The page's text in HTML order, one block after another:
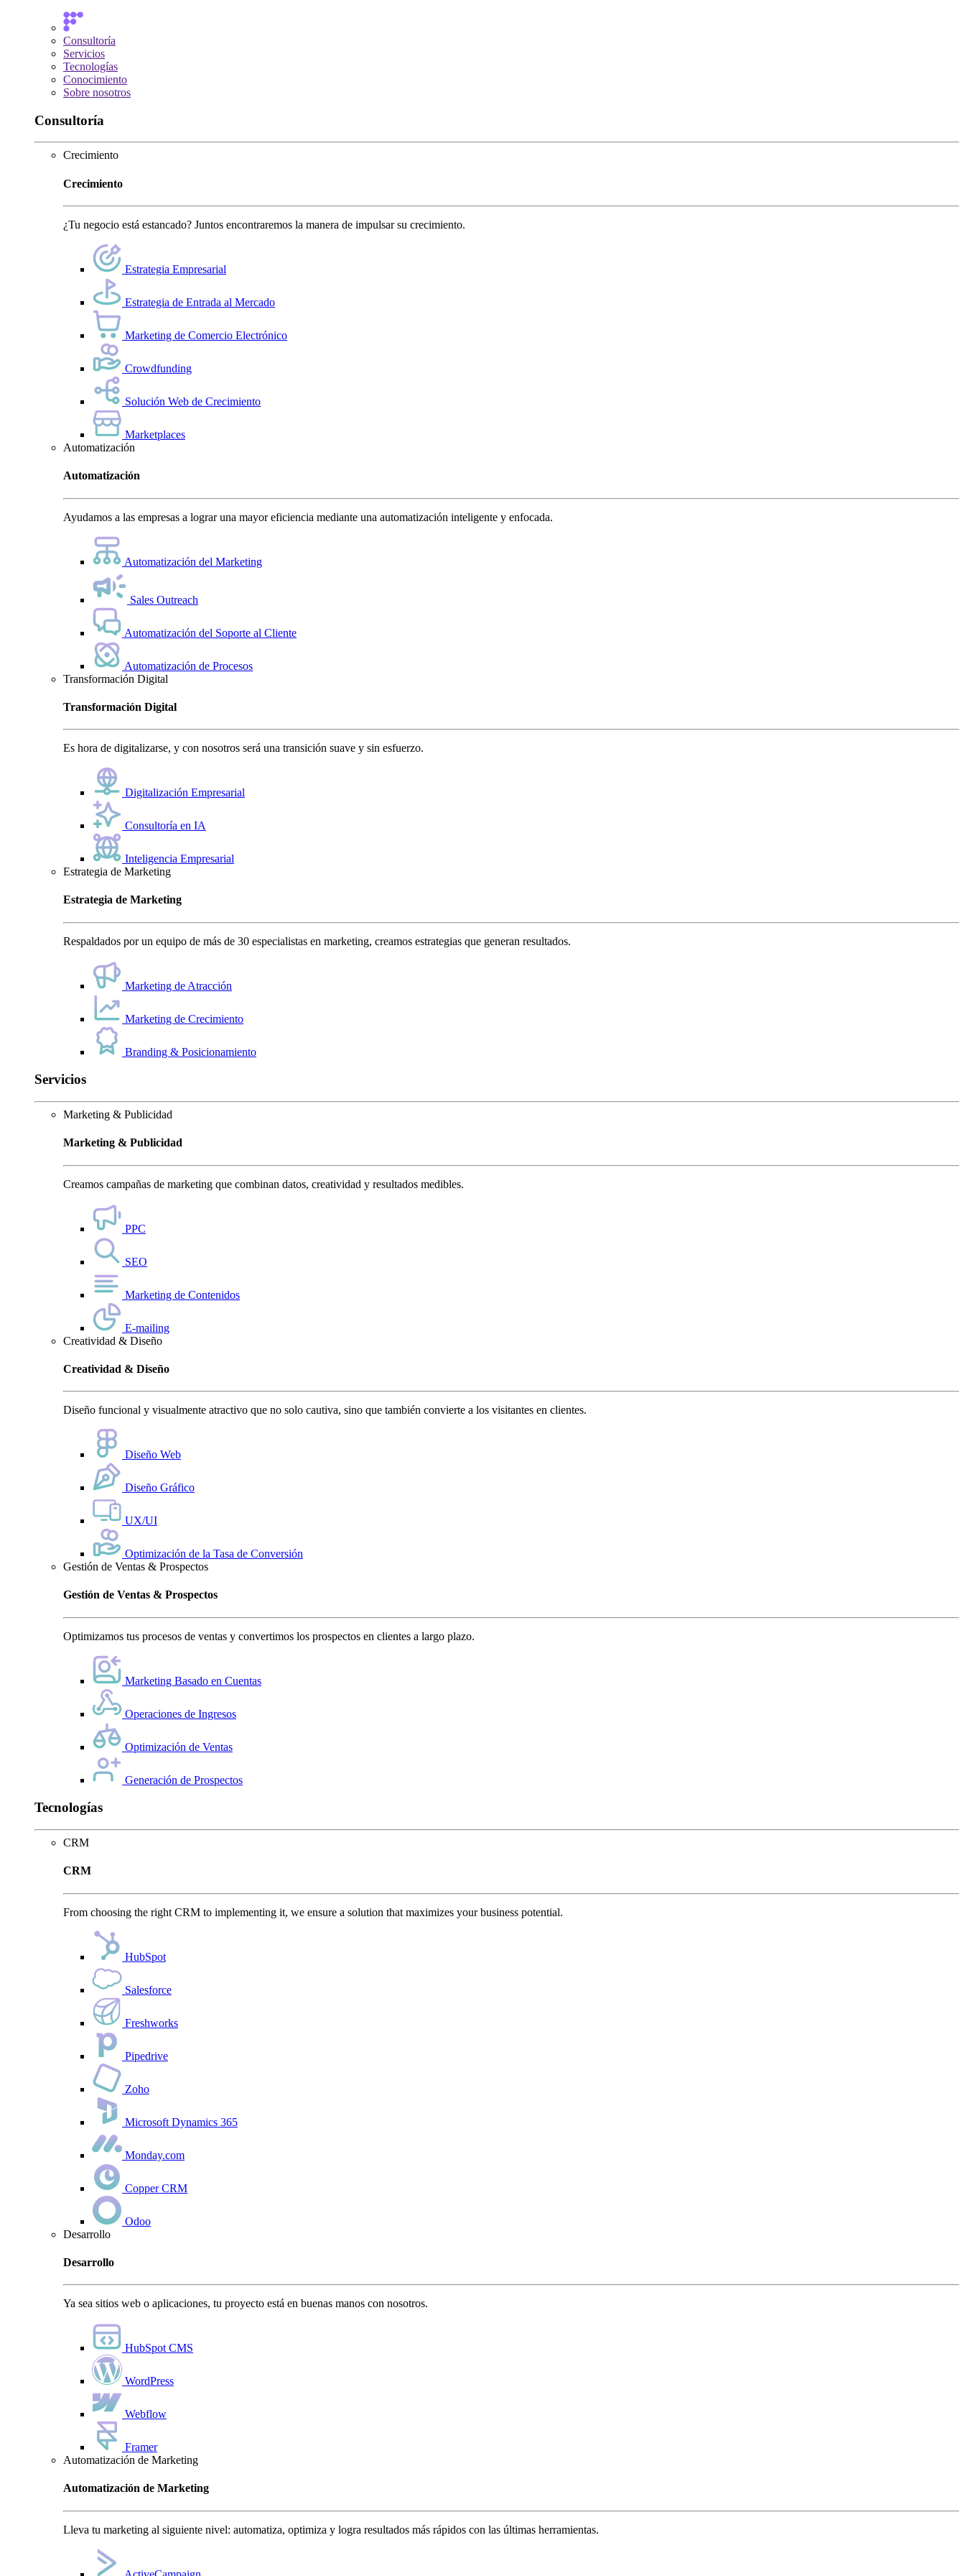
Consultoría
Servicios
Tecnologías
Conocimiento
Sobre nosotros
Consultoría
Crecimiento
Crecimiento
¿Tu negocio está estancado? Juntos encontraremos la manera de impulsar su crecimiento.
Estrategia Empresarial
Estrategia de Entrada al Mercado
Marketing de Comercio Electrónico
Crowdfunding
Solución Web de Crecimiento
Marketplaces
Automatización
Automatización
Ayudamos a las empresas a lograr una mayor eficiencia mediante una automatización inteligente y enfocada.
Automatización del Marketing
Sales Outreach
Automatización del Soporte al Cliente
Automatización de Procesos
Transformación Digital
Transformación Digital
Es hora de digitalizarse, y con nosotros será una transición suave y sin esfuerzo.
Digitalización Empresarial
Consultoría en IA
Inteligencia Empresarial
Estrategia de Marketing
Estrategia de Marketing
Respaldados por un equipo de más de 30 especialistas en marketing, creamos estrategias que generan resultados.
Marketing de Atracción
Marketing de Crecimiento
Branding & Posicionamiento
Servicios
Marketing & Publicidad
Marketing & Publicidad
Creamos campañas de marketing que combinan datos, creatividad y resultados medibles.
PPC
SEO
Marketing de Contenidos
E-mailing
Creatividad & Diseño
Creatividad & Diseño
Diseño funcional y visualmente atractivo que no solo cautiva, sino que también convierte a los visitantes en clientes.
Diseño Web
Diseño Gráfico
UX/UI
Optimización de la Tasa de Conversión
Gestión de Ventas & Prospectos
Gestión de Ventas & Prospectos
Optimizamos tus procesos de ventas y convertimos los prospectos en clientes a largo plazo.
Marketing Basado en Cuentas
Operaciones de Ingresos
Optimización de Ventas
Generación de Prospectos
Tecnologías
CRM
CRM
From choosing the right CRM to implementing it, we ensure a solution that maximizes your business potential.
HubSpot
Salesforce
Freshworks
Pipedrive
Zoho
Microsoft Dynamics 365
Monday.com
Copper CRM
Odoo
Desarrollo
Desarrollo
Ya sea sitios web o aplicaciones, tu proyecto está en buenas manos con nosotros.
HubSpot CMS
WordPress
Webflow
Framer
Automatización de Marketing
Automatización de Marketing
Lleva tu marketing al siguiente nivel: automatiza, optimiza y logra resultados más rápidos con las últimas herramientas.